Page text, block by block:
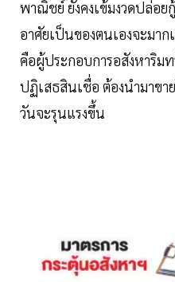
พาณิชย์ ยังคงเข้มงวดปล่อย
อาศัยเป็นของตนเองจะมา
คือผู้ประกอบการอสังหาริม
ปฏิเสธสินเชื่อ ต้องนำมาข
วันจะรุนแรงขึ้น